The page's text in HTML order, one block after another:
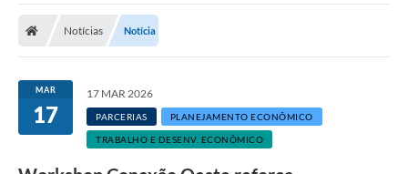
Notícias Notícia
MAR
17
17 MAR 2026
PARCERIAS PLANEJAMENTO ECONÔMICO
TRABALHO E DESENV. ECONÔMICO